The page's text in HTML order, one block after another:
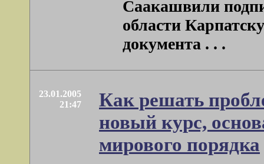
Саакашвили
области
документа . . .
23.01.2005
21:47
Как решать
новый курс,
мирового порядка